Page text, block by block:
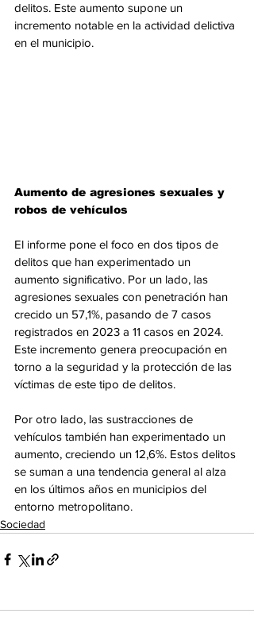
delitos. Este aumento supone un
incremento notable en la actividad delictiva
en el municipio.
Aumento de agresiones sexuales y
robos de vehículos
El informe pone el foco en dos tipos de
delitos que han experimentado un
aumento significativo. Por un lado, las
agresiones sexuales con penetración han
crecido un 57,1%, pasando de 7 casos
registrados en 2023 a 11 casos en 2024.
Este incremento genera preocupación en
torno a la seguridad y la protección de las
víctimas de este tipo de delitos.
Por otro lado, las sustracciones de
vehículos también han experimentado un
aumento, creciendo un 12,6%. Estos delitos
se suman a una tendencia general al alza
en los últimos años en municipios del
entorno metropolitano.
Sociedad